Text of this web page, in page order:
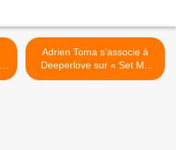
Adrien Toma s’associe à
Deeperlove sur « Set Me
Free » ! >